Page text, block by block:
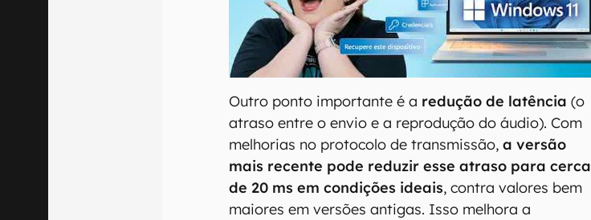
00:00/04:52
Outro ponto importante é a redução de latência (o
atraso entre o envio e a reprodução do áudio). Com
melhorias no protocolo de transmissão,a versão
mais recente pode reduzir esse atraso para cerca
de 20 ms em condições ideais, contra valores bem
maiores em versões antigas. Isso melhora a